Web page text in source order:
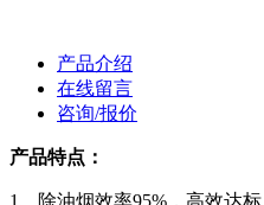
产品介绍
在线留言
咨询/报价
产品特点：